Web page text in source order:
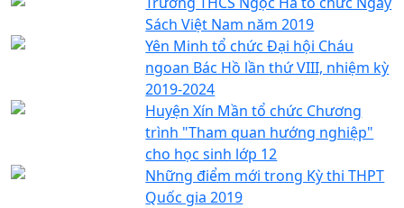
Sách Việt Nam năm 2019
Yên Minh tổ chức Đại hội Cháu
ngoan Bác Hồ lần thứ VIII, nhiệm kỳ
2019-2024
Huyện Xín Mần tổ chức Chương
trình "Tham quan hướng nghiệp"
cho học sinh lớp 12
Những điểm mới trong Kỳ thi THPT
Quốc gia 2019